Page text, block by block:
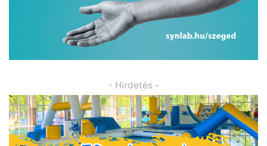
- Hirdetés -